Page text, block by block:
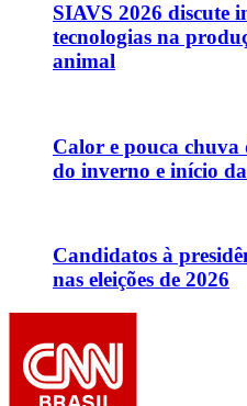
SIAVS 2026 discute
tecnologias na
animal
Calor e pouca
do inverno e início
Candidatos à
nas eleições de 2026